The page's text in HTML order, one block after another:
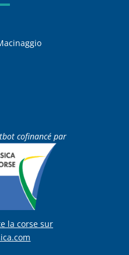
cofinancé par
la corse sur